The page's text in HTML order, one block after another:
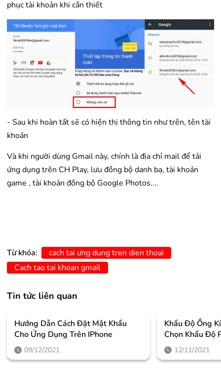
phục tài khoản khi cần thiết
- Sau khi hoàn tất sẽ có hiện thị thông tin như trên, tên tài
khoản
Và khi người dùng Gmail này, chính là địa chỉ mail để tải
ứng dụng trên CH Play, lưu đồng bộ danh bạ, tài khoản
game , tài khoản đồng bộ Google Photos....
Từ khóa:
cach tai ưng dung tren dien thoai
Cach tao tai khoan gmail
Tin tức liên quan
Hướng Dẫn Cách Đặt Mật Khẩu
Cho Ứng Dụng Trên IPhone
09/12/2021
Khẩu Độ Ống
Chọn Khẩu Độ
12/11/2021